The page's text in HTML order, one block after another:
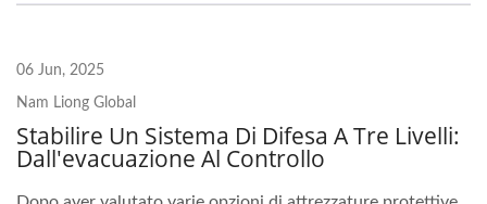
06 Jun, 2025
Nam Liong Global
Stabilire Un Sistema Di Difesa A Tre Livelli:
Dall'evacuazione Al Controllo